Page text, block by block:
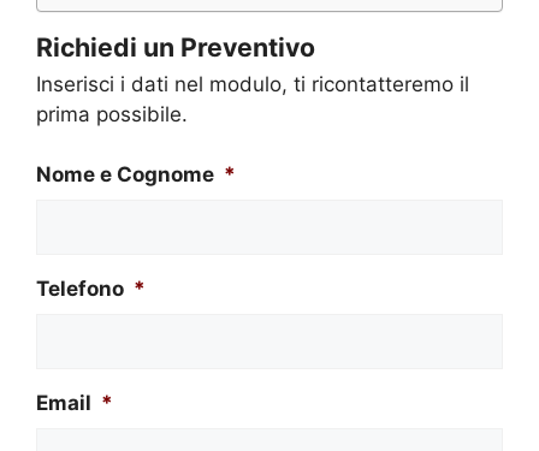
Richiedi un Preventivo
Inserisci i dati nel modulo, ti ricontatteremo il
prima possibile.
Nome e Cognome *
Telefono *
Email *